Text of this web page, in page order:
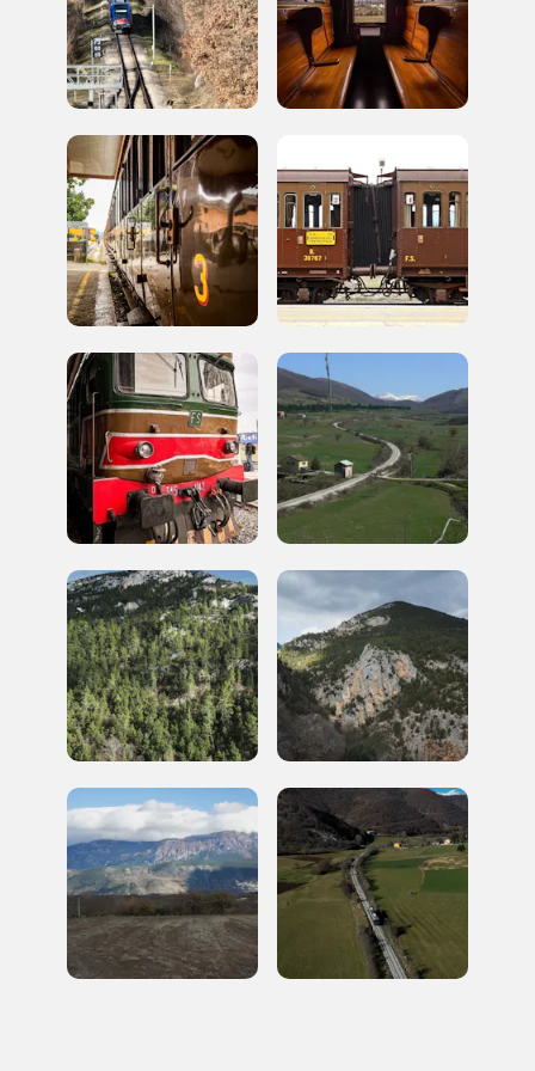
luogo
I Luoghi del Cuore
Storico campagne in questo
luogo
2022
News
NEWS Dal territorio
2024: 14 luoghi sostenuti
grazie a “I Luoghi del
Cuore”